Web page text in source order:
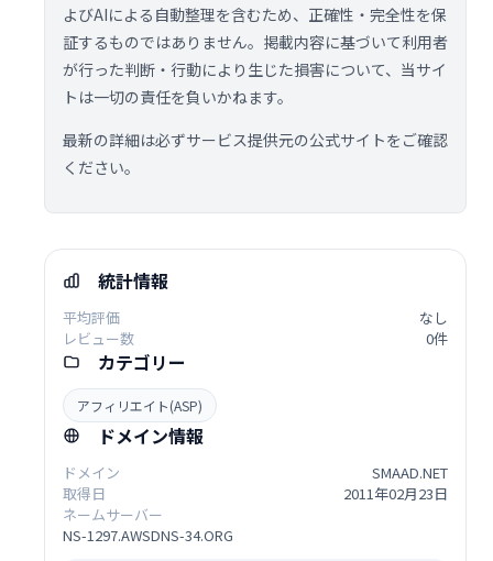
よびAIによる自動整理を含むため、正確性・完全性を保
証するものではありません。掲載内容に基づいて利用者
が行った判断・行動により生じた損害について、当サイ
トは一切の責任を負いかねます。
最新の詳細は必ずサービス提供元の公式サイトをご確認
ください。
統計情報
平均評価
なし
レビュー数
0件
カテゴリー
アフィリエイト(ASP)
ドメイン情報
ドメイン
SMAAD.NET
取得日
2011年02月23日
ネームサーバー
NS-1297.AWSDNS-34.ORG